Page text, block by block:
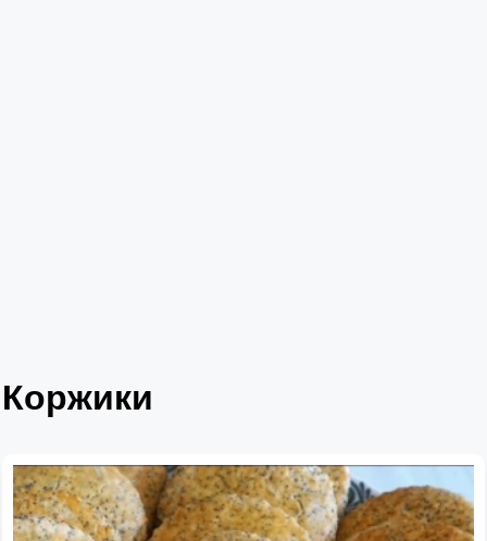
Коржики